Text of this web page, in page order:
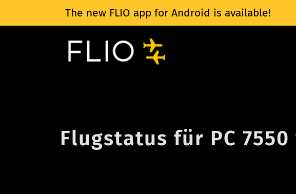
The new FLIO app for Android is available!
Flugstatus für PC 7550